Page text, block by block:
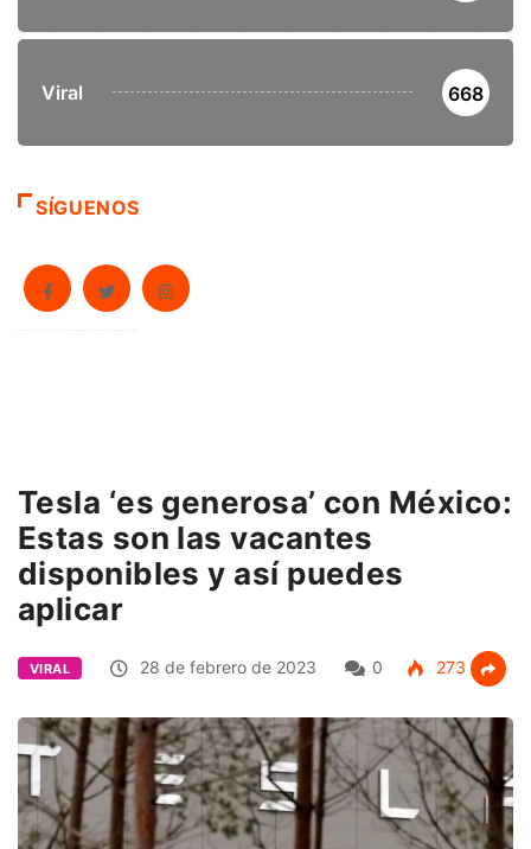
Viral 668
SÍGUENOS
Tesla ‘es generosa’ con México:
Estas son las vacantes
disponibles y así puedes
aplicar
VIRAL 28 de febrero de 2023 0 273